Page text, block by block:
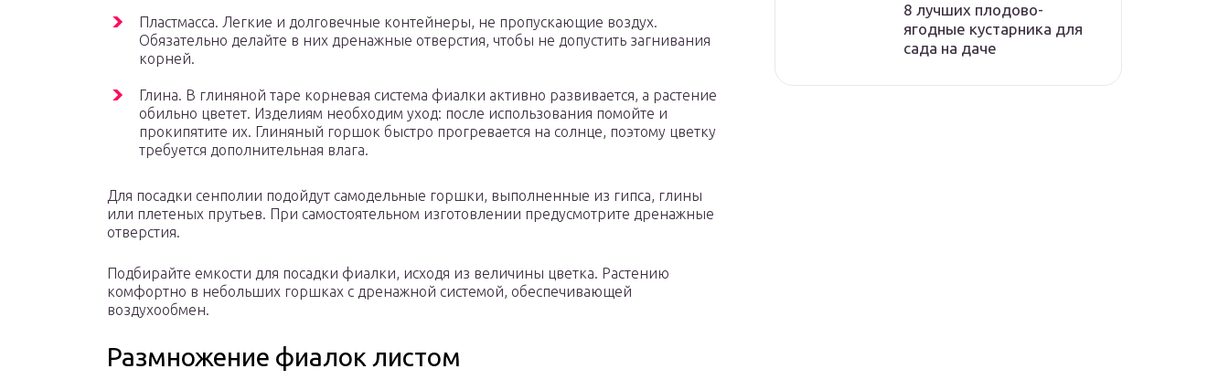
Пластмасса. Легкие и долговечные контейнеры, не пропускающие воздух.
Обязательно делайте в них дренажные отверстия, чтобы не допустить загнивания
корней.
Глина. В глиняной таре корневая система фиалки активно развивается, а растение
обильно цветет. Изделиям необходим уход: после использования помойте и
прокипятите их. Глиняный горшок быстро прогревается на солнце, поэтому цветку
требуется дополнительная влага.
Для посадки сенполии подойдут самодельные горшки, выполненные из гипса, глины
или плетеных прутьев. При самостоятельном изготовлении предусмотрите дренажные
отверстия.
Подбирайте емкости для посадки фиалки, исходя из величины цветка. Растению
комфортно в небольших горшках с дренажной системой, обеспечивающей
воздухообмен.
Размножение фиалок листом
8 лучших плодово-
ягодные кустарника для
сада на даче